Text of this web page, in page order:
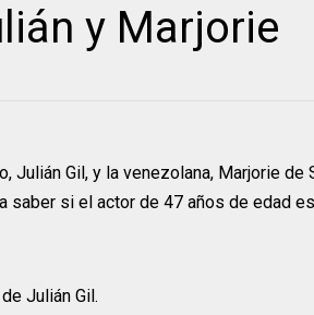
y Marjorie
Julián Gil, y la venezolana, Marjorie de
saber si el actor de 47 años de edad